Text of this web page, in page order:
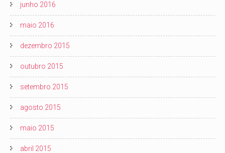
junho 2016
maio 2016
dezembro 2015
outubro 2015
setembro 2015
agosto 2015
maio 2015
abril 2015